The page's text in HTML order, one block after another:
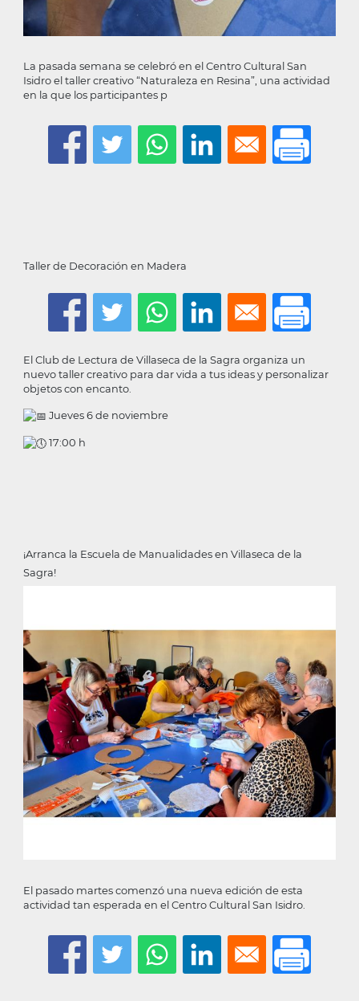
La pasada semana se celebró en el Centro Cultural San
Isidro el taller creativo “Naturaleza en Resina”, una actividad
en la que los participantes p
Taller de Decoración en Madera
El Club de Lectura de Villaseca de la Sagra organiza un
nuevo taller creativo para dar vida a tus ideas y personalizar
objetos con encanto.
Jueves 6 de noviembre
17:00 h
¡Arranca la Escuela de Manualidades en Villaseca de la
Sagra!
El pasado martes comenzó una nueva edición de esta
actividad tan esperada en el Centro Cultural San Isidro.